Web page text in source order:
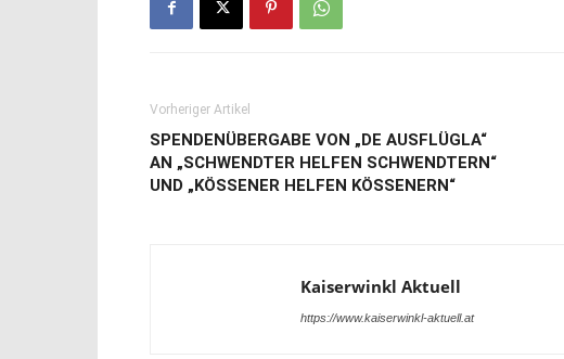
Vorheriger Artikel
SPENDENÜBERGABE VON „DE AUSFLÜGLA“
AN „SCHWENDTER HELFEN SCHWENDTERN“
UND „KÖSSENER HELFEN KÖSSENERN“
Kaiserwinkl Aktuell
https://www.kaiserwinkl-aktuell.at